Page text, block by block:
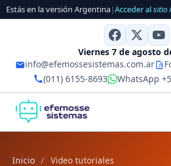
Estás en la versión Argentina|Acceder alsitio
Viernes 7 de agosto
info@efemossesistemas.com.ar
(011) 6155-8693
WhatsApp
Inicio / Video tutoriales